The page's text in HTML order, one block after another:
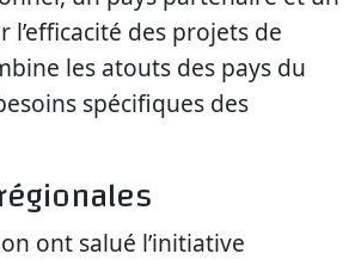
des projets de
les atouts des pays du
spécifiques des
ont salué l’initiative